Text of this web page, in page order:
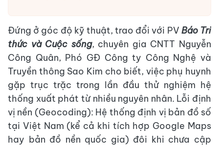
​Đứng ở góc độ kỹ thuật, trao đổi với PV Báo Tri
thức và Cuộc sống, chuyên gia CNTT Nguyễn
Công Quân, Phó GĐ Công ty Công Nghệ và
Truyền thông Sao Kim cho biết, việc phụ huynh
gặp trục trặc trong lần đầu thử nghiệm hệ
thống xuất phát từ nhiều nguyên nhân. Lỗi định
vị nền (Geocoding): Hệ thống định vị bản đồ số
tại Việt Nam (kể cả khi tích hợp Google Maps
hay bản đồ nền quốc gia) đôi khi chưa cập